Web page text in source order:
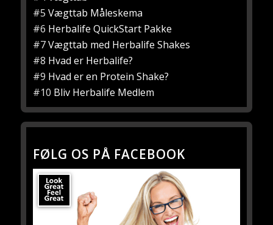
#5Vægttab Måleskema
#6 Herbalife QuickStart Pakke
#7Vægttab med Herbalife Shakes
#8 Hvad er Herbalife?
#9 Hvad er en Protein Shake?
#10 Bliv Herbalife Medlem
FØLG OS PÅ FACEBOOK